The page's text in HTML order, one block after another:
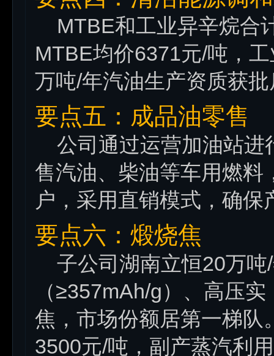
MTBE和工业异辛烷合
MTBE均价6371元/吨，
万吨/年汽油生产资质获
要点五：成品油零售
公司通过运营加油站进
售汽油、柴油等车用燃料
户，采用直销模式，确
要点六：煅烧焦
子公司湖南立恒20万吨
（≥357mAh/g）、高压
焦，市场份额居第一梯队
3500元/吨，副产蒸汽利